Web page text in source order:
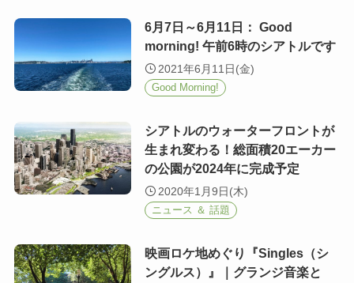
6月7日～6月11日： Good
morning! 午前6時のシアトルです
2021年6月11日(金)
Good Morning!
シアトルのウォーターフロントが
生まれ変わる！総面積20エーカー
の公園が2024年に完成予定
2020年1月9日(木)
ニュース ＆ 話題
映画ロケ地めぐり『Singles（シ
ングルス）』｜グランジ音楽と